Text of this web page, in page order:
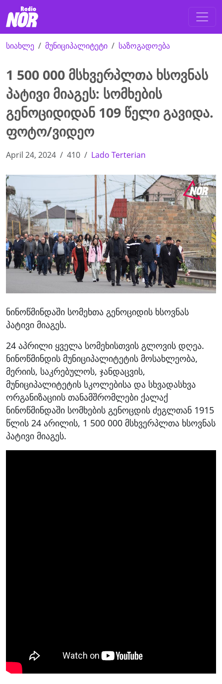
სიახლე მუნიციპალიტეტი საზოგადოება
1 500 000 მსხვერპლთა ხსოვნას
პატივი მიაგეს: სომხების
გენოციდიდან 109 წელი გავიდა.
ფოტო/ვიდეო
April 24, 2024 410 Lado Terterian
ნინოწმინდაში სომეხთა გენოციდის ხსოვნას
პატივი მიაგეს.
24 აპრილი ყველა სომეხისთვის გლოვის დღეა.
ნინოწმინდის მუნიციპალიტეტის მოსახლეობა,
მერიის, საკრებულოს, ჯანდაცვის,
მუნიციპალიტეტის სკოლებისა და სხვადასხვა
ორგანიზაციის თანამშრომლები ქალაქ
ნინოწმინდაში სომხების გენოცდის ძეგლთან 1915
წლის 24 არილის, 1 500 000 მსხვერპლთა ხსოვნას
პატივი მიაგეს.